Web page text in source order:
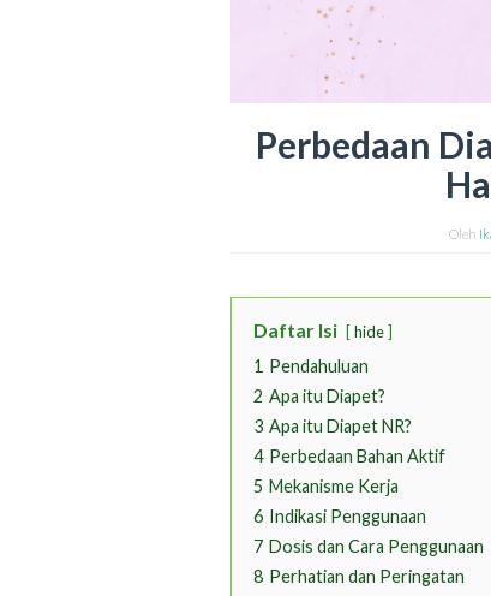
Perbedaan
Oleh
Daftar Isi hide
1 Pendahuluan
2 Apa itu Diapet?
3 Apa itu Diapet NR?
4 Perbedaan Bahan Aktif
5 Mekanisme Kerja
6 Indikasi Penggunaan
7 Dosis dan Cara Penggunaan
8 Perhatian dan Peringatan